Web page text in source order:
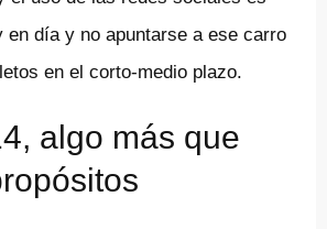
en día y no apuntarse a ese carro
en el corto-medio plazo.
algo más que